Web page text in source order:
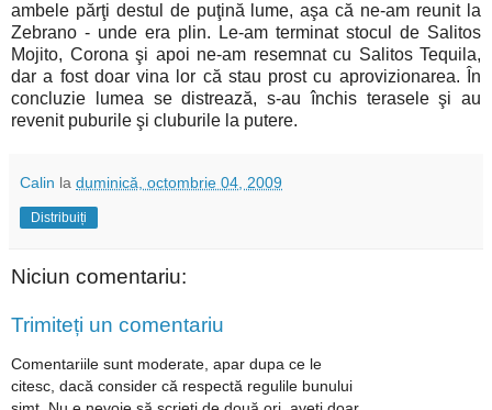
ambele părţi destul de puţină lume, aşa că ne-am reunit la
Zebrano - unde era plin. Le-am terminat stocul de Salitos
Mojito, Corona şi apoi ne-am resemnat cu Salitos Tequila,
dar a fost doar vina lor că stau prost cu aprovizionarea. În
concluzie lumea se distrează, s-au închis terasele şi au
revenit puburile şi cluburile la putere.
Calin la duminică, octombrie 04, 2009
Distribuiți
Niciun comentariu:
Trimiteți un comentariu
Comentariile sunt moderate, apar dupa ce le
citesc, dacă consider că respectă regulile bunului